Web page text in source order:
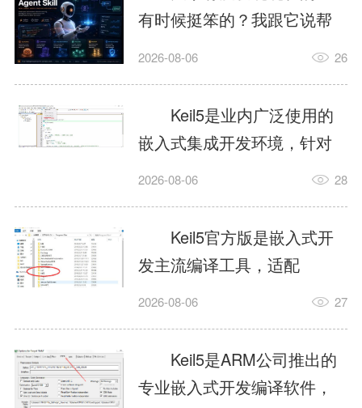
有时候挺笨的？我跟它说帮
我订个明天早上的闹钟，它
这样？因为AI，就是个只会
耍嘴皮子的书呆子。它脑子
里有海量知识，但没有真正
激发出来实力。而
AgentSkill，就是给AI大脑装
上的一双机械手，它真的能
解决很多问题。1什么是
AgentSkillSkill指...
2026-08-06 26
Keil5是业内广泛使用的
嵌入式集成开发环境，针对
ARM、51内核单片机提供编
力，代码编译稳定，调试工
具成熟，大量开源项目基于
该平台开发。新项目需要单
独下载对应芯片支持包，新
手配置难度较高，正版商业
授权费用不菲，未授权版本
存在程序容量限制，适合硬
2026-08-06 28
Keil5官方版是嵌入式开
发主流编译工具，适配
STM32、51单片机等多款芯
在线调试、代码仿真，兼容
众多厂商芯片安装包。软件
需要手动添加器件库，初次
2026-08-06 27
Keil5是ARM公司推出的
专业嵌入式开发编译软件，